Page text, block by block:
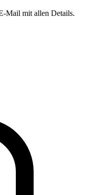
Mail mit allen Details.